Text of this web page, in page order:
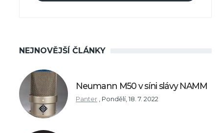
NEJNOVĚJŠÍ ČLÁNKY
Neumann M50 v síni slávy NAMM
Panter , Pondělí, 18. 7. 2022